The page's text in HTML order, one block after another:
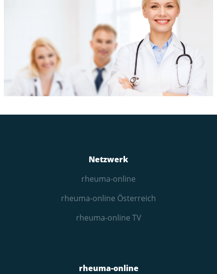
Netzwerk
rheuma-online
rheuma-online Österreich
rheuma-online TV
rheuma-online